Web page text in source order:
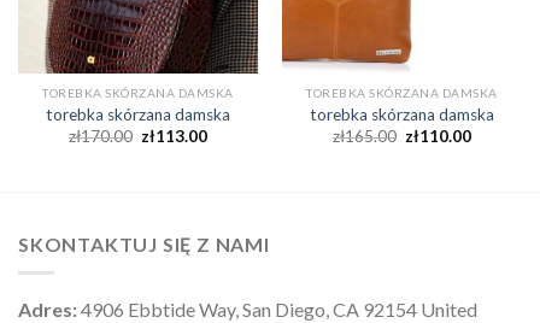
TOREBKA SKÓRZANA DAMSKA
torebka skórzana damska
zł170.00 zł113.00
TOREBKA SKÓRZANA DAMSKA
torebka skórzana damska
zł165.00 zł110.00
SKONTAKTUJ SIĘ Z NAMI
Adres:4906 Ebbtide Way, San Diego, CA 92154 United